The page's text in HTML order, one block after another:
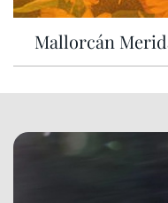
Mallorcán